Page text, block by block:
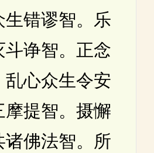
生错谬智。乐
斗诤智。正念
乱心众生令安
摩提智。摄懈
诸佛法智。所